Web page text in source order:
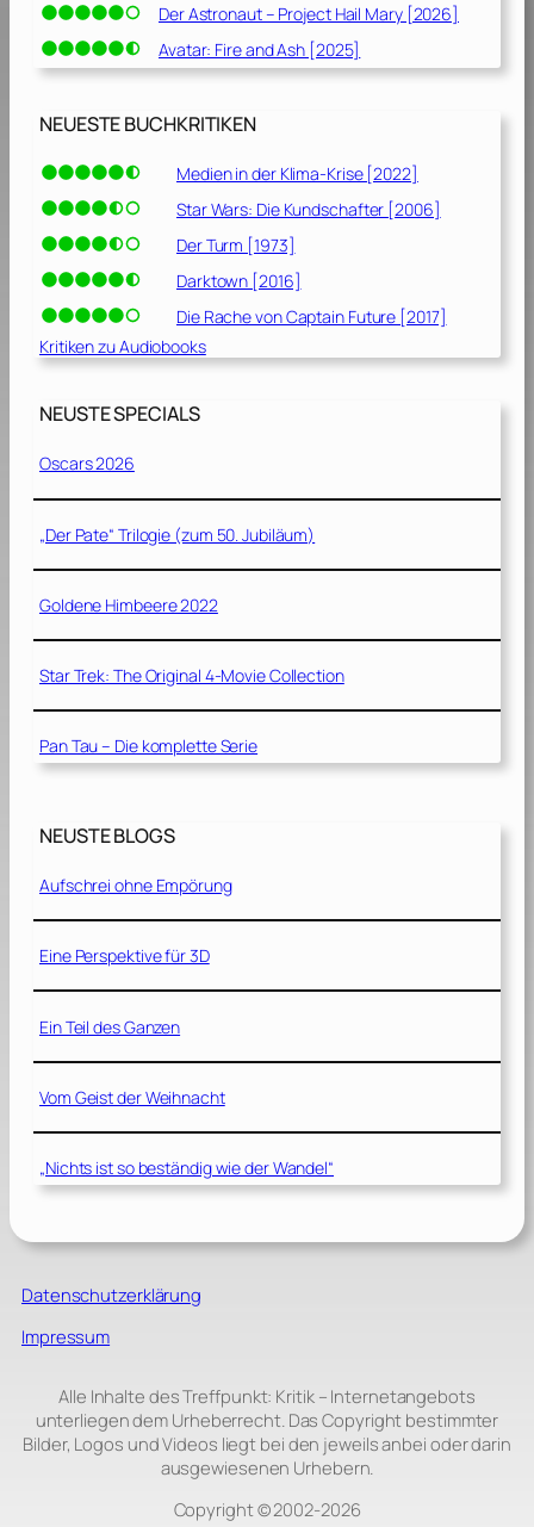
Der Astronaut – Project Hail Mary [2026]
Avatar: Fire and Ash [2025]
NEUESTE BUCHKRITIKEN
Medien in der Klima-Krise [2022]
Star Wars: Die Kundschafter [2006]
Der Turm [1973]
Darktown [2016]
Die Rache von Captain Future [2017]
Kritiken zu Audiobooks
NEUSTE SPECIALS
Oscars 2026
„Der Pate“ Trilogie (zum 50. Jubiläum)
Goldene Himbeere 2022
Star Trek: The Original 4-Movie Collection
Pan Tau – Die komplette Serie
NEUSTE BLOGS
Aufschrei ohne Empörung
Eine Perspektive für 3D
Ein Teil des Ganzen
Vom Geist der Weihnacht
„Nichts ist so beständig wie der Wandel“
Datenschutzerklärung
Impressum
Alle Inhalte des Treffpunkt: Kritik – Internetangebots
unterliegen dem Urheberrecht. Das Copyright bestimmter
Bilder, Logos und Videos liegt bei den jeweils anbei oder darin
ausgewiesenen Urhebern.
Copyright © 2002‑2026